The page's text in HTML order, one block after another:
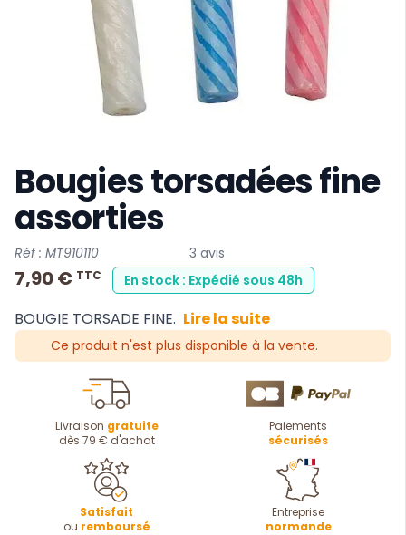
Bougies torsadées fine
assorties
Réf : MT910110 3 avis
7,90 € TTC En stock : Expédié sous 48h
BOUGIE TORSADE FINE. Lire la suite
Ce produit n'est plus disponible à la vente.
Livraison gratuite
dès 79 € d'achat
Paiements
sécurisés
Satisfait
ou remboursé
Entreprise
normande